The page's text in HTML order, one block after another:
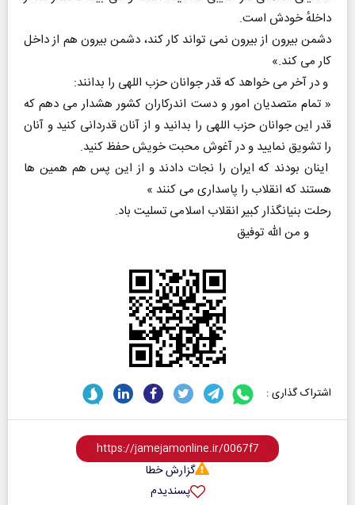
داخلهٔ خودش است.
دشمن بیرون از بیرون نمی تواند کار کند، دشمن بیرون هم از داخل
کار می کند.»
و در آخر می خواهد که قدر جوانان حزب اللهی را بدانند:
« تمام متصدیان امور و دست اندرکاران کشور هشدار می دهم که
قدر این جوانان حزب اللهی را بدانید و از آنان قدردانی کنید و آنان
را تشویق نمایید و در آغوش محبت خویش حفظ کنید.
اینان بودند که ایران را نجات دادند و از این پس هم همین ها
هستند که انقلاب را پاسداری می کنند »
رحلت بنیانگذار کبیر انقلاب اسلامی تسلیت باد.
و من الله توفیق
اشتراک گذاری :
گزارش خطا
پسندیدم